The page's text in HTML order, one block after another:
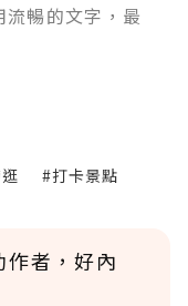
暢的文字，最
#打卡景點
者，好內